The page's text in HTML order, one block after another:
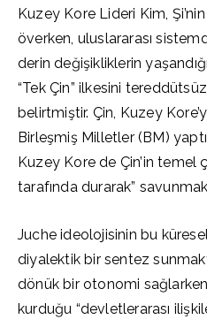
Kuzey Kore Lideri Kim,
överken, uluslararası
derin değişikliklerin
“Tek Çin” ilkesini
belirtmiştir. Çin, Kuzey
Birleşmiş Milletler (BM)
Kuzey Kore de Çin’in temel
tarafında durarak”
Juche ideolojisinin bu
diyalektik bir sentez
dönük bir otonomi
kurduğu “devletlerarası